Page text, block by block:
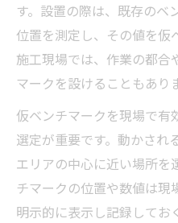
す。設置の際は、既存のベ
位置を測定し、その値を仮
施工現場では、作業の都合
マークを設けることもあり
仮ベンチマークを現場で有
選定が重要です。動かされ
エリアの中心に近い場所を
チマークの位置や数値は現
明示的に表示し記録してお